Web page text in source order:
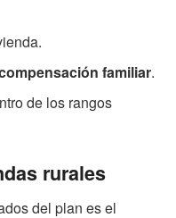
familiar.
de los rangos
rurales
del plan es el